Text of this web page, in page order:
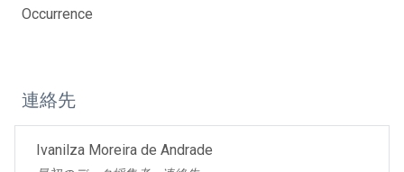
Occurrence
連絡先
Ivanilza Moreira de Andrade